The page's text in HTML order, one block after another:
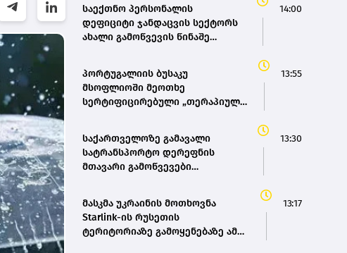
საექთნო პერსონალის
დეფიციტი ჯანდაცვის სექტორს
ახალი გამოწვევის წინაშე
14:00
პორტუგალიის ბუსაკუ
მსოფლიოში მეოთხე
სერტიფიცირებული „თერაპიული
13:55
საქართველოზე გამავალი
სატრანსპორტო დერეფნის
მთავარი გამოწვევები
- შეფასება
13:30
მასკმა უკრაინის მოთხოვნა
Starlink-ის რუსეთის
ტერიტორიაზე გამოყენებაზე ამ
13:17